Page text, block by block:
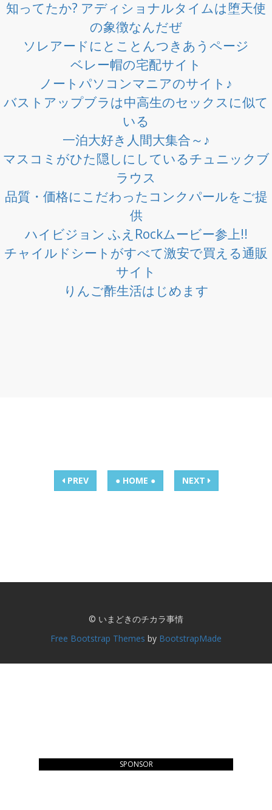
知ってたか? アディショナルタイムは堕天使
の象徴なんだぜ
ソレアードにとことんつきあうページ
ベレー帽の宅配サイト
ノートパソコンマニアのサイト♪
バストアップブラは中高生のセックスに似て
いる
一泊大好き人間大集合～♪
マスコミがひた隠しにしているチュニックブ
ラウス
品質・価格にこだわったコンクパールをご提
供
ハイビジョン ふえRockムービー参上!!
チャイルドシートがすべて激安で買える通販
サイト
りんご酢生活はじめます
PREV ● HOME ● NEXT
© いまどきのチカラ事情
Free Bootstrap Themes by BootstrapMade
SPONSOR